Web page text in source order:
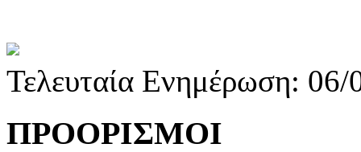
Τελευταία Ενημέρωση:
ΠΡΟΟΡΙΣΜΟΙ